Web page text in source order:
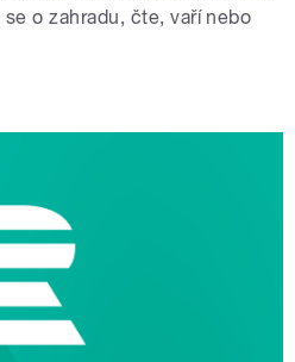
o zahradu, čte, vaří nebo